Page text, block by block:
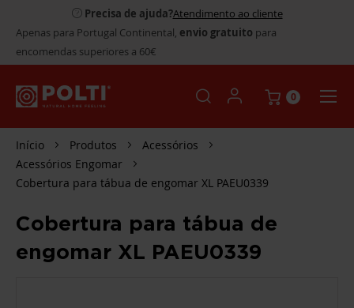
Precisa de ajuda?Atendimento ao cliente
Apenas para Portugal Continental, envio gratuito para
encomendas superiores a 60€
0
Início Produtos
Acessórios
Acessórios Engomar
Cobertura para tábua de engomar XL PAEU0339
Cobertura para tábua de
engomar XL PAEU0339